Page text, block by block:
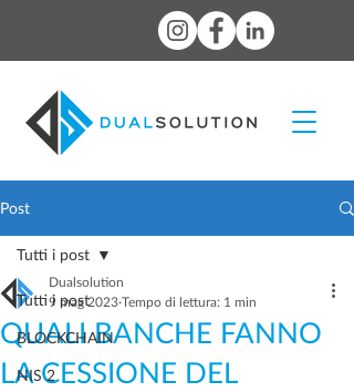
Post
Tutti i post
BLOCKCHAIN
NIS 2
Tutti i post
QUALI BANCHE FANNO
LA CESSIONE DEL
Dualsolution
9 mag 2023 Tempo di lettura: 1 min